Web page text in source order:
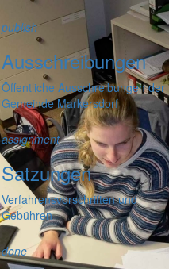
publish
Ausschreibungen
Öffentliche Ausschreibungen der
Gemeinde Markersdorf
assignment
Satzungen
Verfahrensvorschriften und
Gebühren
done